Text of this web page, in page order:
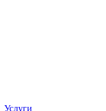
Услуги